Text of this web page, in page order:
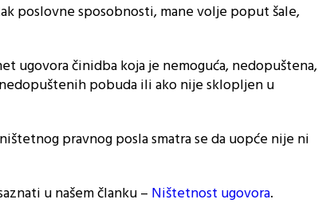
poslovne sposobnosti, mane volje poput šale,
ugovora činidba koja je nemoguća, nedopuštena,
pobuda ili ako nije sklopljen u
pravnog posla smatra se da uopće nije ni
u našem članku – Ništetnost ugovora.